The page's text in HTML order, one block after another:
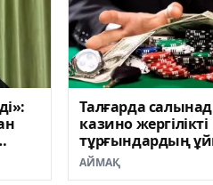
Талғарда
казино жергілікті
тұрғындардың
қашырды
АЙМАҚ